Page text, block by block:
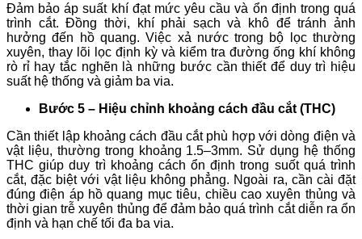
Đảm bảo áp suất khí đạt mức yêu cầu và ổn định trong quá
trình cắt. Đồng thời, khí phải sạch và khô để tránh ảnh
hưởng đến hồ quang. Việc xả nước trong bộ lọc thường
xuyên, thay lõi lọc định kỳ và kiểm tra đường ống khí không
rò rỉ hay tắc nghẽn là những bước cần thiết để duy trì hiệu
suất hệ thống và giảm ba via.
Bước 5 – Hiệu chỉnh khoảng cách đầu cắt (THC)
Cần thiết lập khoảng cách đầu cắt phù hợp với dòng điện và
vật liệu, thường trong khoảng 1.5–3mm. Sử dụng hệ thống
THC giúp duy trì khoảng cách ổn định trong suốt quá trình
cắt, đặc biệt với vật liệu không phẳng. Ngoài ra, cần cài đặt
đúng điện áp hồ quang mục tiêu, chiều cao xuyên thủng và
thời gian trễ xuyên thủng để đảm bảo quá trình cắt diễn ra ổn
định và hạn chế tối đa ba via.